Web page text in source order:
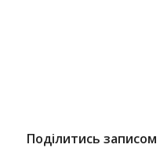
Поділитись записом